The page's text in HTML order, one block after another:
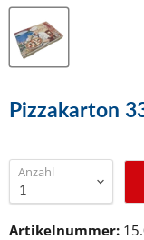
Pizzakarton
Anzahl
Artikelnummer: